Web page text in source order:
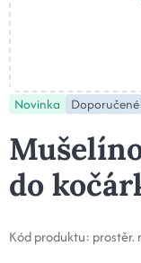
Novinka Doporučené
do
Kód produktu: prostěr.